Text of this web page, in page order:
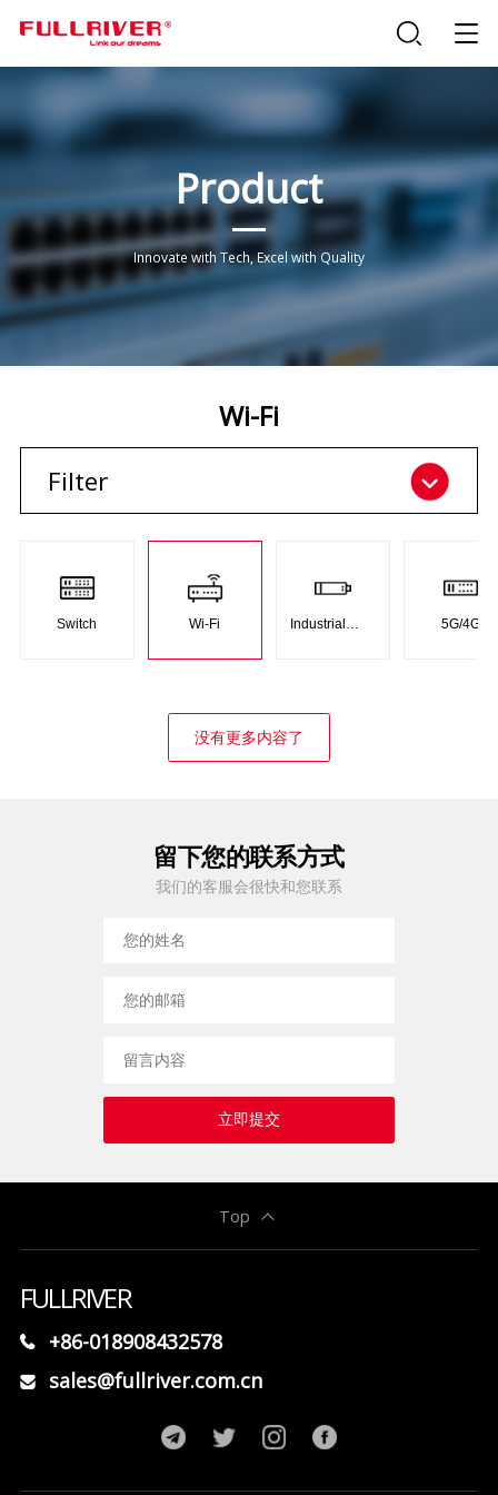
Product
Innovate with Tech, Excel with Quality
Wi-Fi
Filter
Switch Wi-Fi
Industrial
5G/4G
没有更多内容了
留下您的联系方式
我们的客服会很快和您联系
立即提交
Top
FULLRIVER
+86-018908432578
sales@fullriver.com.cn